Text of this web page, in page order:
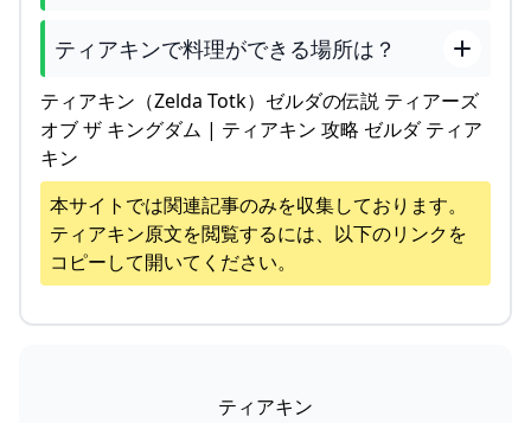
ティアキンで料理ができる場所は？
ティアキン（Zelda Totk）ゼルダの伝説 ティアーズ
オブ ザ キングダム | ティアキン 攻略 ゼルダ ティア
キン
本サイトでは関連記事のみを収集しております。
ティアキン原文を閲覧するには、以下のリンクを
コピーして開いてください。
ティアキン